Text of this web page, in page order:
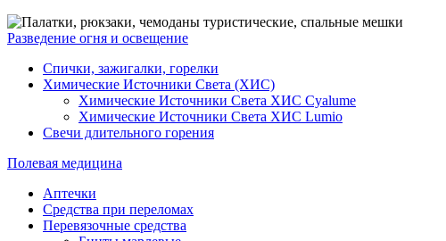
Разведение огня и освещение
Спички, зажигалки, горелки
Химические Источники Света (ХИС)
Химические Источники Света ХИС Cyalume
Химические Источники Света ХИС Lumio
Свечи длительного горения
Полевая медицина
Аптечки
Средства при переломах
Перевязочные средства